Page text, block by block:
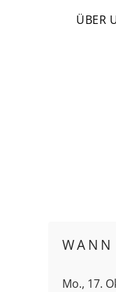
ÜBER
WANN
Mo., 17.